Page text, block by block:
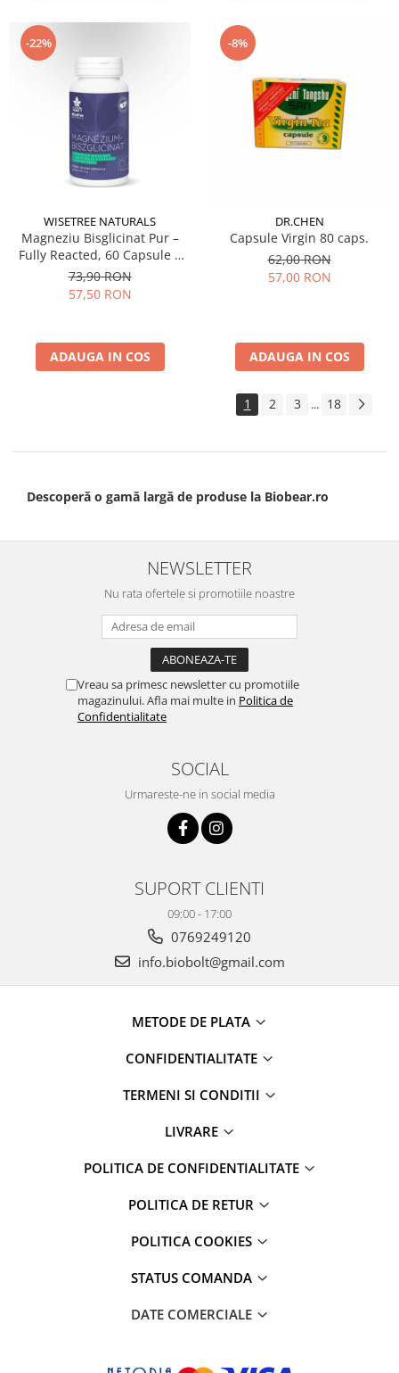
-22%
WISETREE NATURALS
Magneziu Bisglicinat Pur –
Fully Reacted, 60 Capsule |
Fără Oxid de Magneziu
73,90 RON
57,50 RON
ADAUGA IN COS
-8%
DR.CHEN
Capsule Virgin 80 caps.
62,00 RON
57,00 RON
ADAUGA IN COS
1 2 3 ... 18
Descoperă o gamă largă de produse la Biobear.ro
NEWSLETTER
Nu rata ofertele si promotiile noastre
Vreau sa primesc newsletter cu promotiile
magazinului. Afla mai multe in Politica de
Confidentialitate
SOCIAL
Urmareste-ne in social media
SUPORT CLIENTI
09:00 - 17:00
0769249120
info.biobolt@gmail.com
METODE DE PLATA
CONFIDENTIALITATE
TERMENI SI CONDITII
LIVRARE
POLITICA DE CONFIDENTIALITATE
POLITICA DE RETUR
POLITICA COOKIES
STATUS COMANDA
DATE COMERCIALE